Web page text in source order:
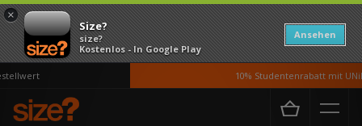
×
Size?
size?
Kostenlos - In Google Play
Ansehen
10% Studentenrabatt mit
Home Herren